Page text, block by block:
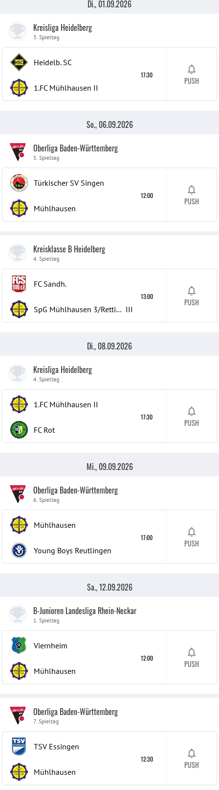
Di., 01.09.2026
Kreisliga Heidelberg
3. Spieltag
Heidelb. SC
1.FC Mühlhausen II
17:30
PUSH
So., 06.09.2026
Oberliga Baden-Württemberg
5. Spieltag
Türkischer SV Singen
Mühlhausen
12:00
PUSH
Kreisklasse B Heidelberg
4. Spieltag
FC Sandh.
SpG Mühlhausen 3/Rettigheim 3 III
13:00
PUSH
Di., 08.09.2026
Kreisliga Heidelberg
4. Spieltag
1.FC Mühlhausen II
FC Rot
17:30
PUSH
Mi., 09.09.2026
Oberliga Baden-Württemberg
6. Spieltag
Mühlhausen
Young Boys Reutlingen
17:00
PUSH
Sa., 12.09.2026
B-Junioren Landesliga Rhein-Neckar
1. Spieltag
Viernheim
Mühlhausen
12:00
PUSH
Oberliga Baden-Württemberg
7. Spieltag
TSV Essingen
Mühlhausen
12:30
PUSH